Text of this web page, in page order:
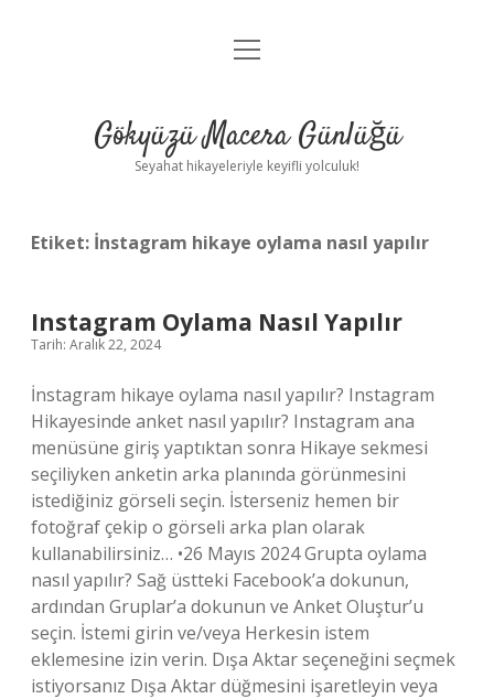
Anasayfa
Yasal Uyarı
menüyü
Gökyüzü Macera Günlüğü
Seyahat hikayeleriyle keyifli yolculuk!
Etiket: İnstagram hikaye oylama nasıl yapılır
Instagram Oylama Nasıl Yapılır
Tarih: Aralık 22, 2024
İnstagram hikaye oylama nasıl yapılır? Instagram
Hikayesinde anket nasıl yapılır? Instagram ana
menüsüne giriş yaptıktan sonra Hikaye sekmesi
seçiliyken anketin arka planında görünmesini
istediğiniz görseli seçin. İsterseniz hemen bir
fotoğraf çekip o görseli arka plan olarak
kullanabilirsiniz… •26 Mayıs 2024 Grupta oylama
nasıl yapılır? Sağ üstteki Facebook’a dokunun,
ardından Gruplar’a dokunun ve Anket Oluştur’u
seçin. İstemi girin ve/veya Herkesin istem
eklemesine izin verin. Dışa Aktar seçeneğini seçmek
istiyorsanız Dışa Aktar düğmesini işaretleyin veya